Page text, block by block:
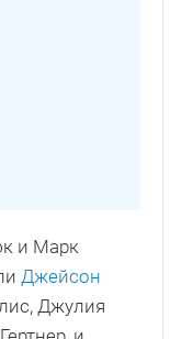
и Марк
Джейсон
Джулия